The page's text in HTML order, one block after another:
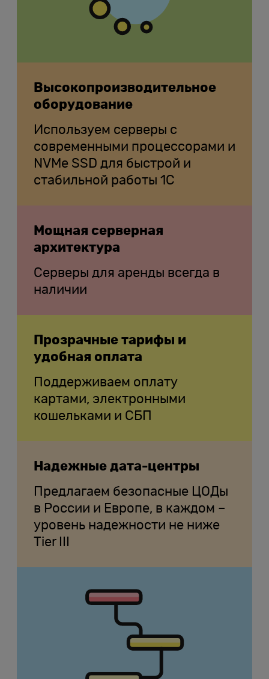
Высокопроизводительное
оборудование
Используем серверы с
современными процессорами и
NVMe SSD для быстрой и
стабильной работы 1С
Мощная серверная
архитектура
Серверы для аренды всегда в
наличии
Прозрачные тарифы и
удобная оплата
Поддерживаем оплату
картами, электронными
кошельками и СБП
Надежные дата-центры
Предлагаем безопасные ЦОДы
в России и Европе, в каждом –
уровень надежности не ниже
Tier III